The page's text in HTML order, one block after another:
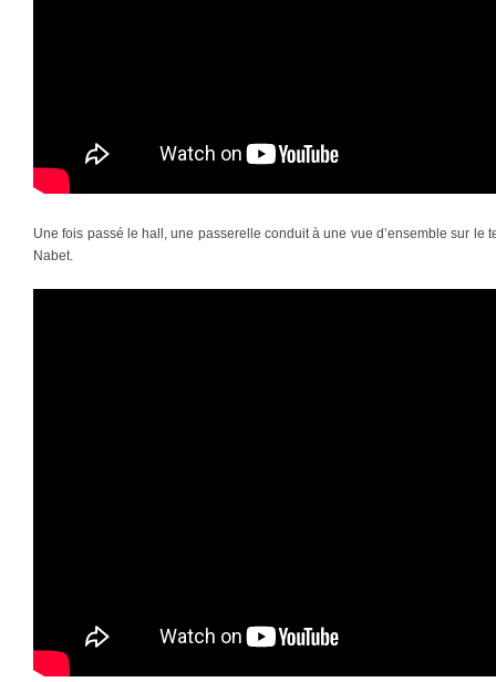
Une fois passé le hall, une passerelle conduit à une vue d’ensemble sur le
Nabet.